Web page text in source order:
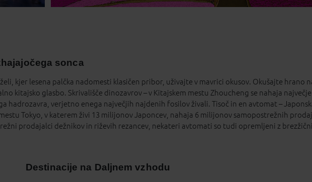
sonca
kjer lesena palčka nadomesti klasičen pribor, uživajte v mavrici okusov. Okušajte hrano
kitajsko glasbo. Skrivališče dinozavrov – v Kitajskem mestu Zhoucheng se nahaja
hadrozavra, verjetno enega največjih najdenih fosilov živali. Tisoč in en avtomat –
Tokyo, v katerem živi 13 milijonov Japoncev, nahaja 6 milijonov samopostrežnih
prodajalci dežnikov in riževih rezancev, nekateri avtomati so tudi opremljeni z
Destinacije na Daljnem vzhodu